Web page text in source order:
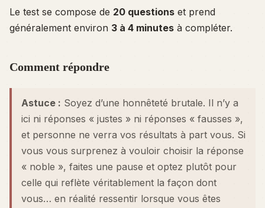
Le test se compose de 20 questions et prend
généralement environ 3 à 4 minutes à compléter.
Comment répondre
Astuce : Soyez d’une honnêteté brutale. Il n’y a
ici ni réponses « justes » ni réponses « fausses »,
et personne ne verra vos résultats à part vous. Si
vous vous surprenez à vouloir choisir la réponse
« noble », faites une pause et optez plutôt pour
celle qui reflète véritablement la façon dont
vous… en réalité ressentir lorsque vous êtes